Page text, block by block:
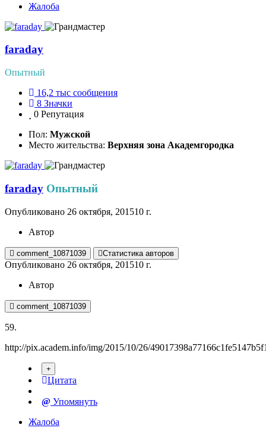
Жалоба
faraday
Опытный
16,2 тыс сообщения
8 Значки
0 Репутация
Пол: Мужской
Место жительства: Верхняя зона Академгородка
faraday Опытный
Опубликовано 26 октября, 201510 г.
Автор
comment_10871039 Статистика авторов
Опубликовано 26 октября, 201510 г.
Автор
comment_10871039
59.
http://pix.academ.info/img/2015/10/26/
Цитата
Упомянуть
Жалоба